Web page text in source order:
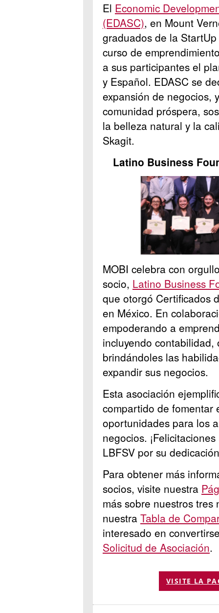
El Economic
(EDASC), en Mount
graduados de la
curso de
a sus participantes el
y Español. EDASC se
expansión de negocios,
comunidad próspera,
la belleza natural y la
Skagit.
Latino Business
MOBI celebra con
socio, Latino Business
que otorgó Certificados
en México. En
empoderando a
incluyendo
brindándoles las
expandir sus negocios.
Esta asociación
compartido de fomentar
oportunidades para los
negocios.
LBFSV por su
Para obtener más
socios, visite nuestra
más sobre nuestros
nuestra Tabla de
interesado en
Solicitud de Asociación.
VISITE LA